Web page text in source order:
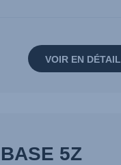
VOIR EN DÉTAIL
5Z